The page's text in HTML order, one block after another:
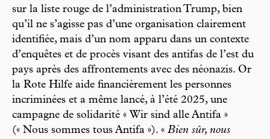
sur la liste rouge de l’administration Trump, bien
qu’il ne s’agisse pas d’une organisation clairement
identifiée, mais d’un nom apparu dans un contexte
d’enquêtes et de procès visant des antifas de l’est du
pays après des affrontements avec des néonazis. Or
la Rote Hilfe aide financièrement les personnes
incriminées et a même lancé, à l’été 2025, une
campagne de solidarité « Wir sind alle Antifa »
(« Nous sommes tous Antifa »). « Bien sûr, nous